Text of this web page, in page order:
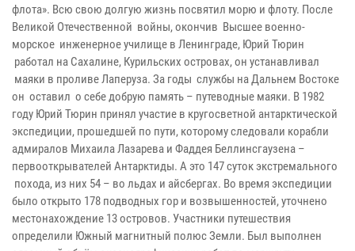
флота». Всю свою долгую жизнь посвятил морю и флоту. После
Великой Отечественной войны, окончив Высшее военно-
морское инженерное училище в Ленинграде, Юрий Тюрин
работал на Сахалине, Курильских островах, он устанавливал
маяки в проливе Лаперуза. За годы службы на Дальнем Востоке
он оставил о себе добрую память – путеводные маяки. В 1982
году Юрий Тюрин принял участие в кругосветной антарктической
экспедиции, прошедшей по пути, которому следовали корабли
адмиралов Михаила Лазарева и Фаддея Беллинсгаузена –
первооткрывателей Антарктиды. А это 147 суток экстремального
похода, из них 54 – во льдах и айсбергах. Во время экспедиции
было открыто 178 подводных гор и возвышенностей, уточнено
местонахождение 13 островов. Участники путешествия
определили Южный магнитный полюс Земли. Был выполнен